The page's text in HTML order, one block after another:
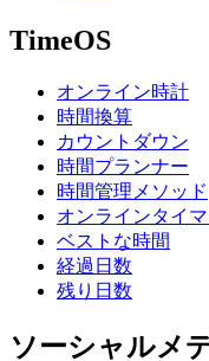
TimeOS
オンライン時計
時間換算
カウントダウン
時間プランナー
時間管理メソッド
オンラインタイ
ベストな時間
経過日数
残り日数
ソーシャルメ